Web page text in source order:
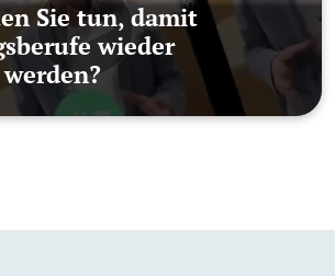
Sie tun, damit
wieder